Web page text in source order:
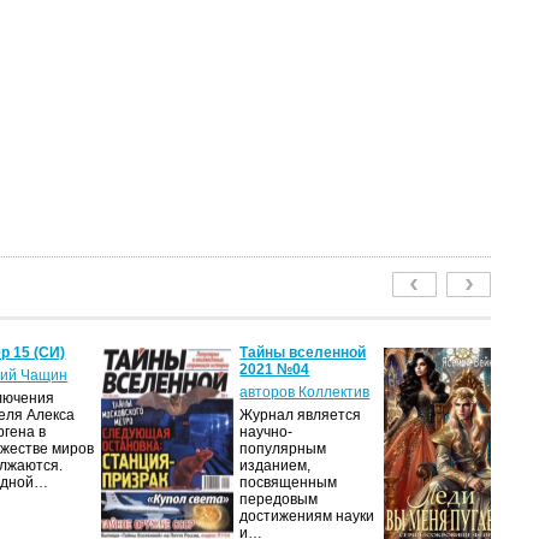
15 (СИ)
Чащин
Алекса
в
миров
Тайны вселенной
2021 №04
авторов Коллектив
Журнал является
научно-
популярным
изданием,
посвященным
передовым
достижениям науки
и…